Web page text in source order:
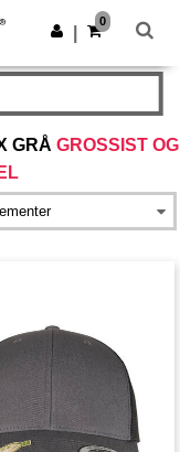
Last ned app
0
GRÅ GROSSIST OG